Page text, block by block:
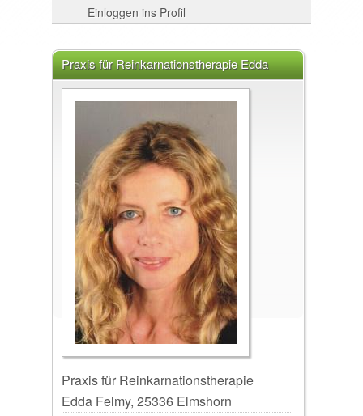
Einloggen ins Profil
Praxis für Reinkarnationstherapie Edda
Felmy, 25336 Elmshorn
Praxis für Reinkarnationstherapie
Edda Felmy, 25336 Elmshorn